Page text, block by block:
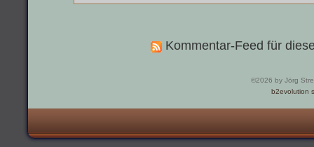
Kommentar-Feed für
©2026 by Jörg
b2evolution